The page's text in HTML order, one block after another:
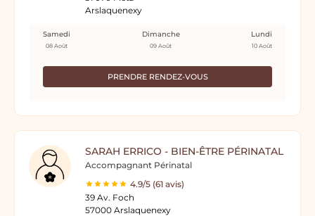
Arslaquenexy
PRENDRE RENDEZ-VOUS
Samedi
08 Août
Dimanche
09 Août
Lundi
10 Août
SARAH ERRICO - BIEN-ÊTRE PÉRINATAL
Accompagnant Périnatal
4.9/5 (61 avis)
39 Av. Foch
57000 Arslaquenexy